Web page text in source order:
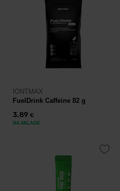
IONTMAX
FuelDrink Caffeine 82 g
3,89 €
NA SKLADE